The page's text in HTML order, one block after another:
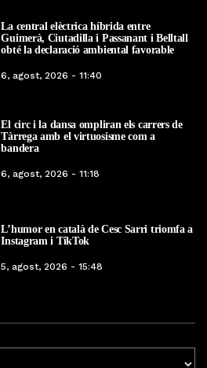
La central elèctrica híbrida entre
Guimerà, Ciutadilla i Passanant i Belltall
obté la declaració ambiental favorable
6, agost, 2026 - 11:40
El circ i la dansa ompliran els carrers de
Tàrrega amb el virtuosisme com a
bandera
6, agost, 2026 - 11:18
L’humor en català de Cesc Sarri triomfa a
Instagram i TikTok
5, agost, 2026 - 15:48